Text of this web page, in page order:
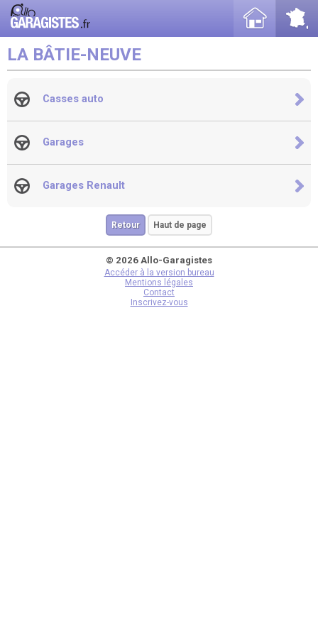
LA BÂTIE-NEUVE
Casses auto
Garages
Garages Renault
Retour Haut de page
© 2026 Allo-Garagistes
Accéder à la version bureau
Mentions légales
Contact
Inscrivez-vous